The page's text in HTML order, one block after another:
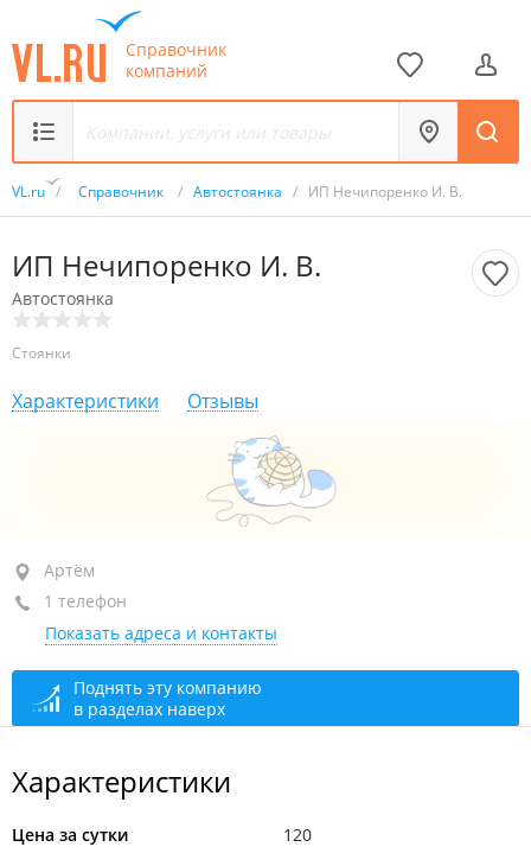
Справочник
компаний
VL.ru / Справочник / Автостоянка / ИП Нечипоренко И. В.
ИП Нечипоренко И. В.
Автостоянка
Стоянки
Характеристики Отзывы
Артём, ул. Бабушкина, 10/1
+7 924 233-42-40
круглосуточно
Артём
1 телефон
Показать адреса и контакты
Поднять эту компанию
в разделах наверх
Характеристики
Цена за сутки 120